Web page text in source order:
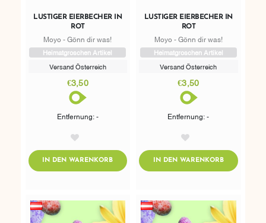
LUSTIGER EIERBECHER IN
ROT
Moyo - Gönn dir was!
Heimatgroschen Artikel
Versand Österreich
€3,50
Entfernung: -
IN DEN WARENKORBADDTOCART
LUSTIGER EIERBECHER IN
ROT
Moyo - Gönn dir was!
Heimatgroschen Artikel
Versand Österreich
€3,50
Entfernung: -
IN DEN WARENKORBADDTOCART